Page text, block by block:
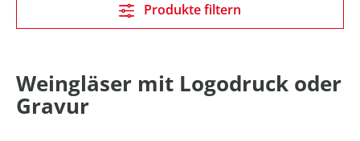
Weingläser mit Logodruck oder
Gravur
Produkte filtern